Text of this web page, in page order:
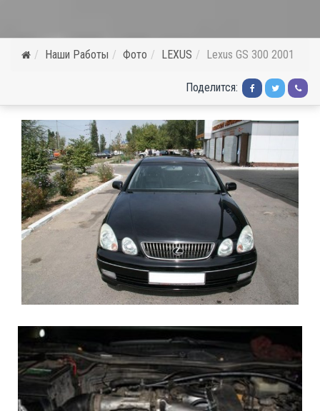
Наши Работы Фото LEXUS Lexus GS 300 2001
Поделится: